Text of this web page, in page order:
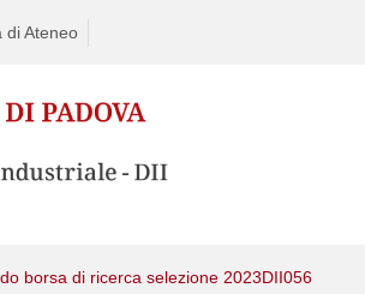
di Ateneo
borsa di ricerca selezione 2023DII056